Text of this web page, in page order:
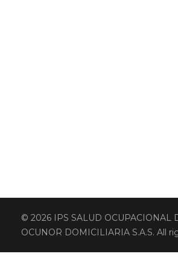
© 2026 IPS SALUD OCUPACIONAL
OCUNOR DOMICILIARIA S.A.S. All